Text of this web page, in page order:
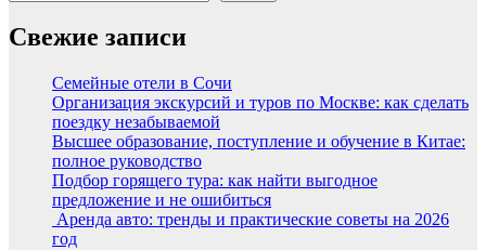
Свежие записи
Семейные отели в Сочи
Организация экскурсий и туров по Москве: как сделать
поездку незабываемой
Высшее образование, поступление и обучение в Китае:
полное руководство
Подбор горящего тура: как найти выгодное
предложение и не ошибиться
Аренда авто: тренды и практические советы на 2026
год